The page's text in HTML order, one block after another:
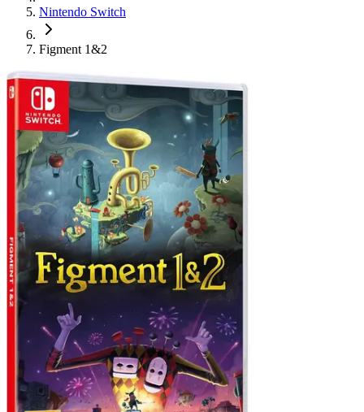
Nintendo Switch
Figment 1&2